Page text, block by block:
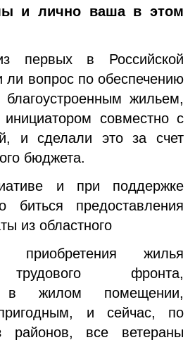
и лично ваша в этом
в Российской
вопрос по обеспечению
жильем,
совместно с
сделали это за счет
бюджета.
и при поддержке
биться предоставления
из областного
жилья
трудового фронта,
в жилом помещении,
и сейчас, по
районов, все ветераны